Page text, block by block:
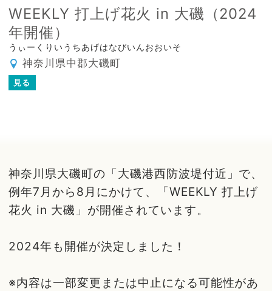
WEEKLY 打上げ花火 in 大磯（2024
年開催）
うぃーくりいうちあげはなびいんおおいそ
神奈川県中郡大磯町
見る
神奈川県大磯町の「大磯港西防波堤付近」で、
例年7月から8月にかけて、「WEEKLY 打上げ
花火 in 大磯」が開催されています。
2024年も開催が決定しました！
※内容は一部変更または中止になる可能性があ